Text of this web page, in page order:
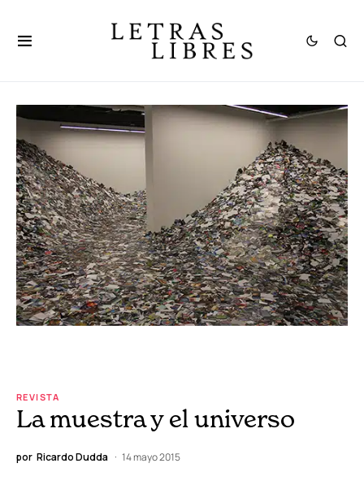
REVISTA
La muestra y el universo
por Ricardo Dudda 14 mayo 2015